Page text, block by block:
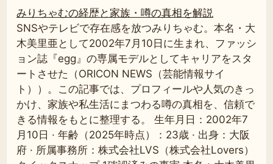
みりちゃむの経歴と家族・噂の真相を解説
SNSやテレビで存在感を放つみりちゃむ。本名・大
木美里亜として2002年7月10日に生まれ、ファッシ
ョン誌『egg』の専属モデルとしてキャリアをスタ
ートさせた（ORICON NEWS（芸能情報サイ
ト））。この記事では、プロフィールや人気のきっ
かけ、家族や私生活にまつわる噂の真相を、信頼で
きる情報をもとに整理する。 生年月日：2002年7
月10日 · 年齢（2025年時点）：23歳 · 出身：大阪
府 · 所属事務所：株式会社LVS（株式会社Lovers）